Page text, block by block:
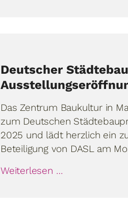
Deutscher
Das Zentrum Baukultur in
zum Deutschen
2025 und lädt herzlich ein
Beteiligung von DASL am
Weiterlesen …